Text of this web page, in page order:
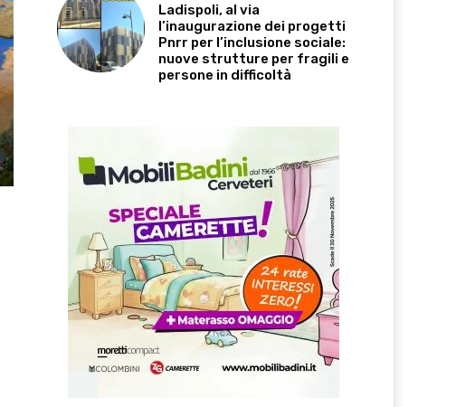
Ladispoli, al via
l’inaugurazione dei progetti
Pnrr per l’inclusione sociale:
nuove strutture per fragili e
persone in difficoltà